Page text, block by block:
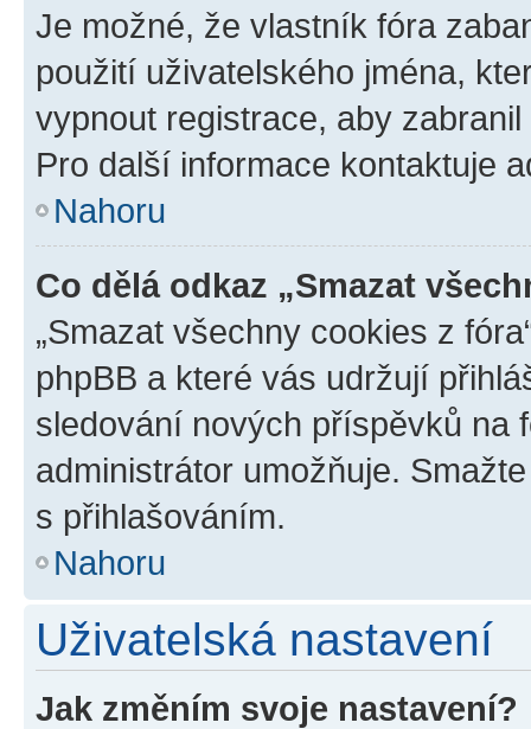
Je možné, že vlastník fóra
použití uživatelského jména,
vypnout registrace, aby
Pro další informace kontaktuje
Nahoru
Co dělá odkaz „Smazat
„Smazat všechny cookies z
phpBB a které vás udržují
sledování nových příspěvků na
administrátor umožňuje.
s přihlašováním.
Nahoru
Uživatelská nastavení
Jak změním svoje nastavení?